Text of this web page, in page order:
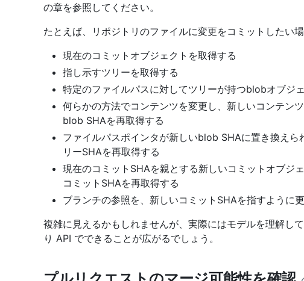
の章を参照してください。
たとえば、リポジトリのファイルに変更をコミットしたい
現在のコミットオブジェクトを取得する
指し示すツリーを取得する
特定のファイルパスに対してツリーが持つblobオブジ
何らかの方法でコンテンツを変更し、新しいコンテン
blob SHAを再取得する
ファイルパスポインタが新しいblob SHAに置き換えら
リーSHAを再取得する
現在のコミットSHAを親とする新しいコミットオブジ
コミットSHAを再取得する
ブランチの参照を、新しいコミットSHAを指すように
複雑に見えるかもしれませんが、実際にはモデルを理解し
り API でできることが広がるでしょう。